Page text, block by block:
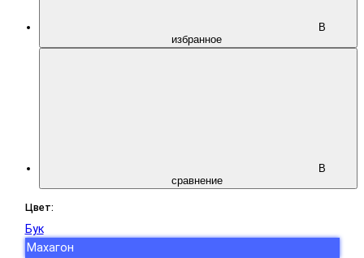
В
избранное
В
сравнение
Цвет:
Бук
Махагон